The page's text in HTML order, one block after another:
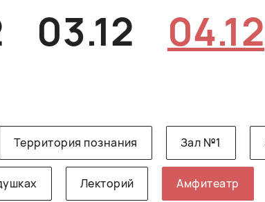
03.12 04.12
Территория познания Зал №1
Лекторий Амфитеатр